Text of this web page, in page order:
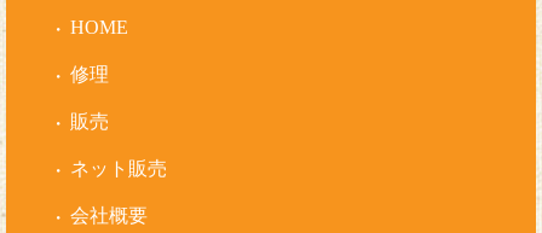
HOME
修理
販売
ネット販売
会社概要